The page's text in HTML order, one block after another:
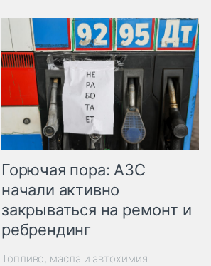
Горючая пора: АЗС
начали активно
закрываться на ремонт и
ребрендинг
Топливо, масла и автохимия